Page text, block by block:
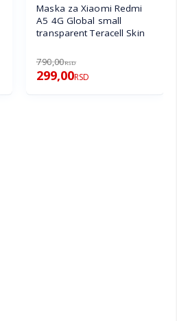
Maska za Xiaomi Redmi
A5 4G Global small
transparent Teracell Skin
790,00RSD
299,00RSD